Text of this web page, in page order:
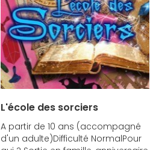
L'école des sorciers
A partir de 10 ans (accompagné
d'un adulte)Difficulté NormalPour